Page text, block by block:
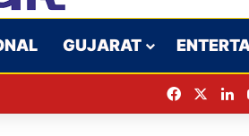
GUJARAT
Facebook